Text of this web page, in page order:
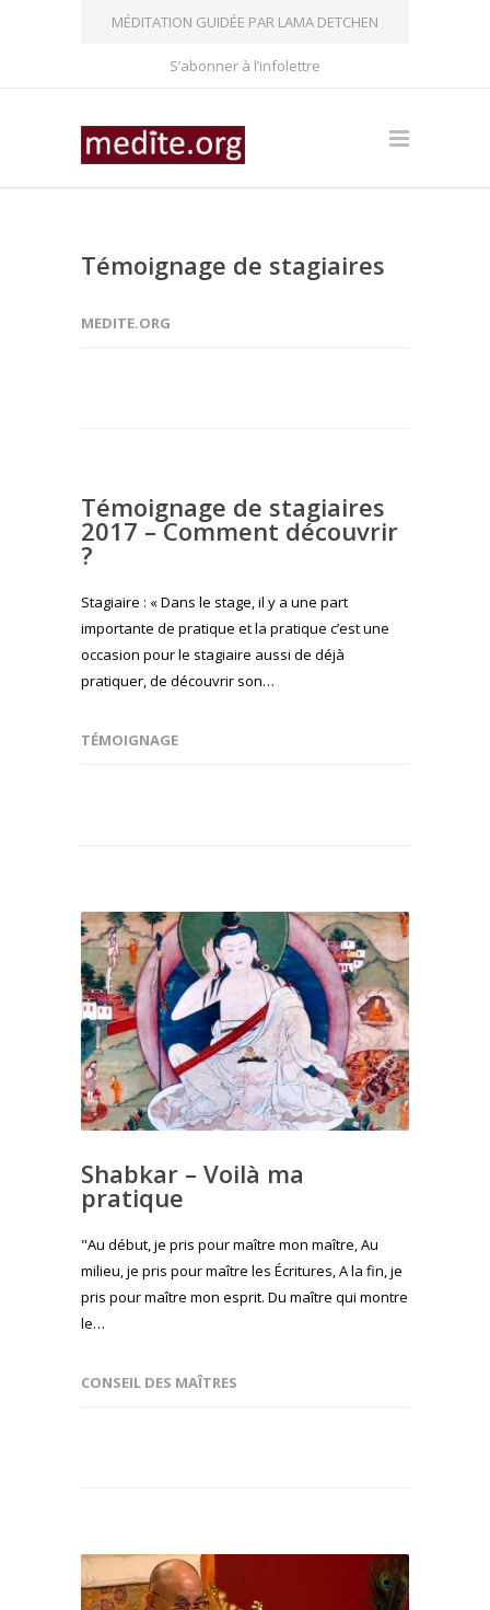
MÉDITATION GUIDÉE PAR LAMA DETCHEN
S’abonner à l’infolettre
Témoignage de stagiaires
MEDITE.ORG
Témoignage de stagiaires
2017 – Comment découvrir
?
Stagiaire : « Dans le stage, il y a une part
importante de pratique et la pratique c’est une
occasion pour le stagiaire aussi de déjà
pratiquer, de découvrir son…
TÉMOIGNAGE
Shabkar – Voilà ma
pratique
"Au début, je pris pour maître mon maître, Au
milieu, je pris pour maître les Écritures, A la fin, je
pris pour maître mon esprit. Du maître qui montre
le…
CONSEIL DES MAÎTRES